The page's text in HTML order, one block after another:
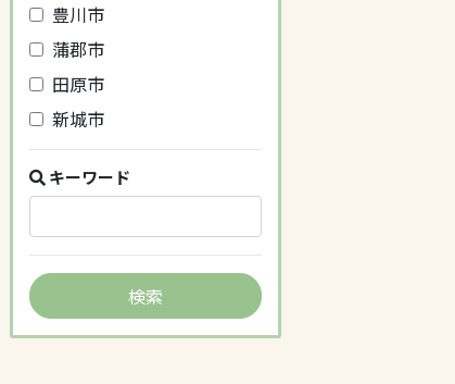
豊川市
蒲郡市
田原市
新城市
キーワード